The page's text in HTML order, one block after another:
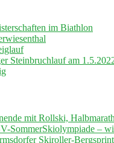
im Biathlon
Steinbruchlauf am
mit Rollski,
SommerSkiolympiade –
Skiroller-Bergsprint